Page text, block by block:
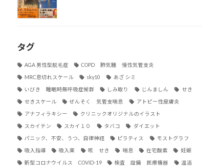
タグ
AGA 男性型脱毛症 COPD 肺気腫 慢性気管支炎
MRC息切れスケール sky10 あざ シミ
いびき 睡眠時無呼吸症候群 しみ取り じんましん せき
せきスケール ぜんそく 気管支喘息 アトピー性皮膚炎
アナフィラキシー クリニックオリジナルのイラスト
スカイテン スカイ１０ タバコ ダイエット
パニック、不安、うつ、自律神経 ピラティス モストグラフ
吸入指導 吸入薬 咳 せき 喘息 在宅酸素 妊娠
新型コロナウイルス COVID-19 検査 設備 医療機器 温活